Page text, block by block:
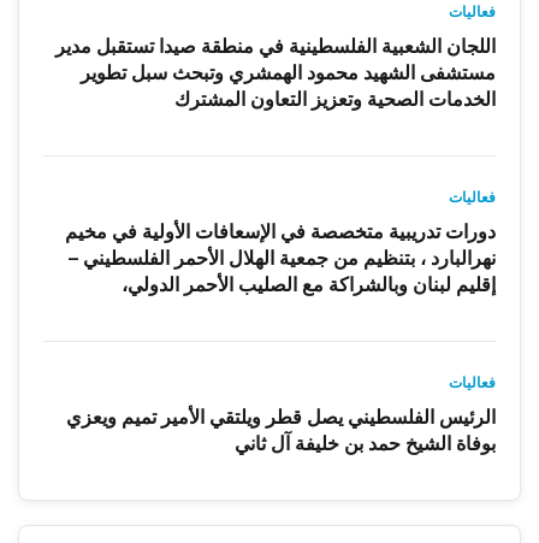
فعاليات
اللجان الشعبية الفلسطينية في منطقة صيدا تستقبل مدير
مستشفى الشهيد محمود الهمشري وتبحث سبل تطوير
الخدمات الصحية وتعزيز التعاون المشترك
فعاليات
دورات تدريبية متخصصة في الإسعافات الأولية في مخيم
نهرالبارد ، بتنظيم من جمعية الهلال الأحمر الفلسطيني –
إقليم لبنان وبالشراكة مع الصليب الأحمر الدولي،
فعاليات
الرئيس الفلسطيني يصل قطر ويلتقي الأمير تميم ويعزي
بوفاة الشيخ حمد بن خليفة آل ثاني